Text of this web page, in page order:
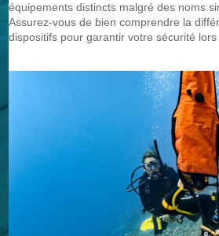
équipements distincts malgré des noms
Assurez-vous de bien comprendre la
dispositifs pour garantir votre sécurité